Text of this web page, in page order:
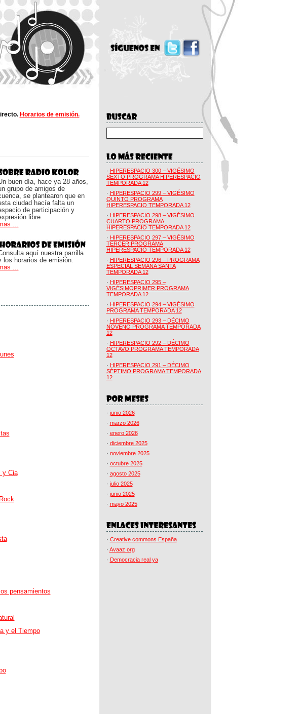
Horarios de emisión.
buen día, hace ya 28 años,
grupo de amigos de
se plantearon que en
ciudad hacía falta un
de participación y
libre.
...
aquí nuestra parrilla
los horarios de emisión.
...
y Cia
pensamientos
y el Tiempo
· HIPERESPACIO 300 – VIGÉSIMO
SEXTO PROGRAMA HIPERESPACIO
TEMPORADA 12
· HIPERESPACIO 299 – VIGÉSIMO
QUINTO PROGRAMA
HIPERESPACIO TEMPORADA 12
· HIPERESPACIO 298 – VIGÉSIMO
CUARTO PROGRAMA
HIPERESPACIO TEMPORADA 12
· HIPERESPACIO 297 – VIGÉSIMO
TERCER PROGRAMA
HIPERESPACIO TEMPORADA 12
· HIPERESPACIO 296 – PROGRAMA
ESPECIAL SEMANA SANTA
TEMPORADA 12
· HIPERESPACIO 295 –
VIGÉSIMOPRIMER PROGRAMA
TEMPORADA 12
· HIPERESPACIO 294 – VIGÉSIMO
PROGRAMA TEMPORADA 12
· HIPERESPACIO 293 – DÉCIMO
NOVENO PROGRAMA TEMPORADA
12
· HIPERESPACIO 292 – DÉCIMO
OCTAVO PROGRAMA TEMPORADA
12
· HIPERESPACIO 291 – DÉCIMO
SÉPTIMO PROGRAMA TEMPORADA
12
· junio 2026
· marzo 2026
· enero 2026
· diciembre 2025
· noviembre 2025
· octubre 2025
· agosto 2025
· julio 2025
· junio 2025
· mayo 2025
· Creative commons España
· Avaaz.org
· Democracia real ya